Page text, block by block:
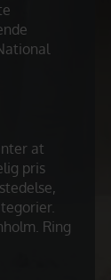
at
pris
Ring